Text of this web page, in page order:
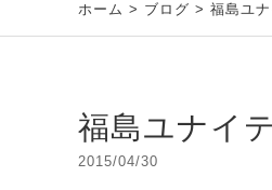
ホーム > ブログ > 福島ユ
福島ユナイ
2015/04/30